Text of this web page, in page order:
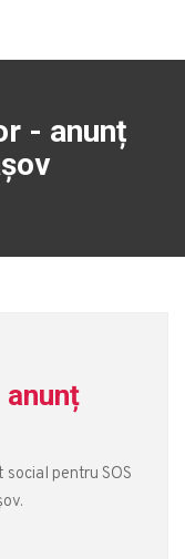
- anunț
anunț
pentru SOS